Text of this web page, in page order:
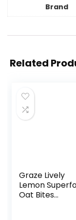
Brand
Related
Graze Lively
Lemon
Oat Bites